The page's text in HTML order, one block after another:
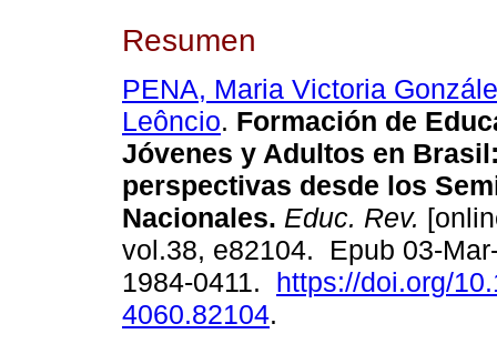
Resumen
PENA, Maria Victoria
Leôncio. Formación de
Jóvenes y Adultos en
perspectivas desde los
Nacionales. Educ. Rev.
vol.38, e82104. Epub 03-
1984-0411. https://doi.org/
4060.82104.